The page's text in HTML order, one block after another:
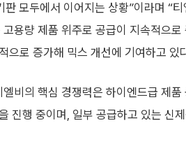
모두에서 이어지는 상황”이라며 “
용량 제품 위주로 공급이 지속적으
으로 증가해 믹스 개선에 기여하고 있
엘비의 핵심 경쟁력은 하이엔드급 제
진행 중이며, 일부 공급하고 있는 신